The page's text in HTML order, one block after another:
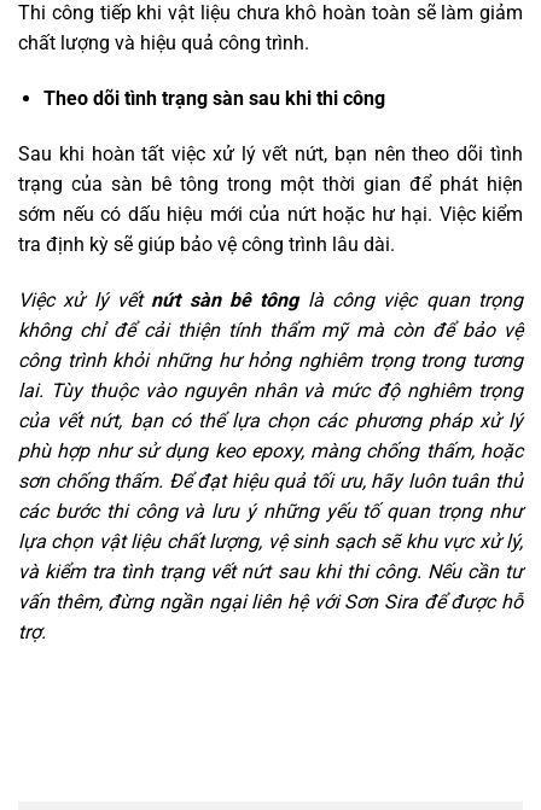
Thi công tiếp khi vật liệu chưa khô hoàn toàn sẽ làm giảm
chất lượng và hiệu quả công trình.
Theo dõi tình trạng sàn sau khi thi công
Sau khi hoàn tất việc xử lý vết nứt, bạn nên theo dõi tình
trạng của sàn bê tông trong một thời gian để phát hiện
sớm nếu có dấu hiệu mới của nứt hoặc hư hại. Việc kiểm
tra định kỳ sẽ giúp bảo vệ công trình lâu dài.
Việc xử lý vết nứt sàn bê tônglà công việc quan trọng
không chỉ để cải thiện tính thẩm mỹ mà còn để bảo vệ
công trình khỏi những hư hỏng nghiêm trọng trong tương
lai. Tùy thuộc vào nguyên nhân và mức độ nghiêm trọng
của vết nứt, bạn có thể lựa chọn các phương pháp xử lý
phù hợp như sử dụng keo epoxy, màng chống thấm, hoặc
sơn chống thấm. Để đạt hiệu quả tối ưu, hãy luôn tuân thủ
các bước thi công và lưu ý những yếu tố quan trọng như
lựa chọn vật liệu chất lượng, vệ sinh sạch sẽ khu vực xử lý,
và kiểm tra tình trạng vết nứt sau khi thi công. Nếu cần tư
vấn thêm, đừng ngần ngại liên hệ với Sơn Sira để được hỗ
trợ.